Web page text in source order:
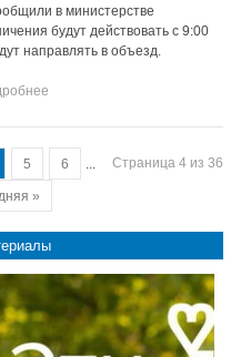
в министерстве
будут действовать с 9:00
направлять в объезд.
Страница 4 из 36
5 6
»